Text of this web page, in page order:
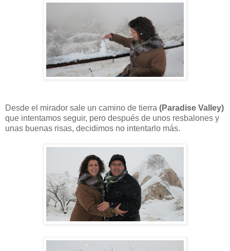
Desde el mirador sale un camino de tierra (Paradise Valley)
que intentamos seguir, pero después de unos resbalones y
unas buenas risas, decidimos no intentarlo más.